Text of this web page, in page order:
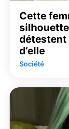
Cette
détestent
d’elle
Société